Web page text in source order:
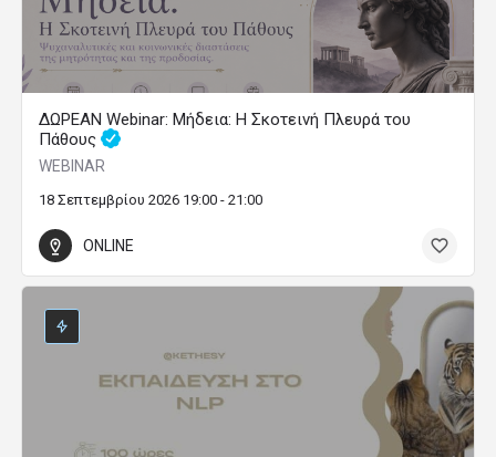
ΔΩΡΕΑΝ Webinar: Μήδεια: Η Σκοτεινή Πλευρά του
Πάθους
WEBINAR
18 Σεπτεμβρίου 2026 19:00 - 21:00
ONLINE